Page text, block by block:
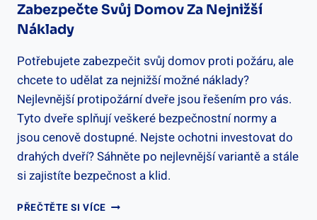
Zabezpečte Svůj Domov Za Nejnižší
Náklady
Potřebujete zabezpečit svůj domov proti požáru, ale
chcete to udělat za nejnižší možné náklady?
Nejlevnější protipožární dveře jsou řešením pro vás.
Tyto dveře splňují veškeré bezpečnostní normy a
jsou cenově dostupné. Nejste ochotni investovat do
drahých dveří? Sáhněte po nejlevnější variantě a stále
si zajistíte bezpečnost a klid.
PŘEČTĚTE SI VÍCENEJLEVNĚJŠÍ